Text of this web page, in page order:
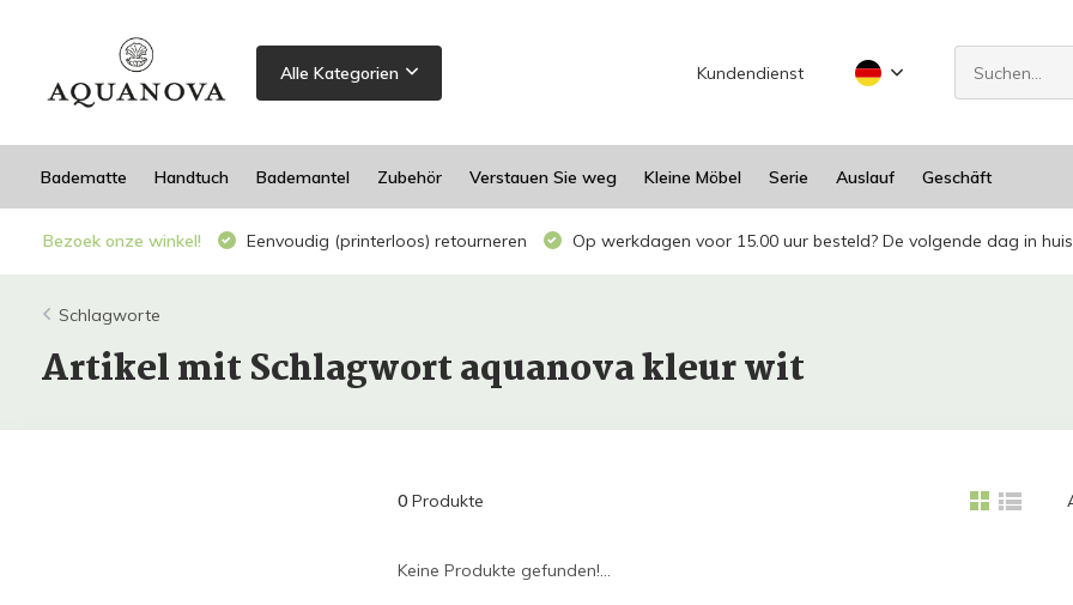
Alle Kategorien Kundendienst
Badematte Handtuch Bademantel Zubehör Verstauen Sie weg Kleine Möbel Serie Auslauf Geschäft
Bezoek onze winkel! Eenvoudig (printerloos) retourneren Op werkdagen voor 15.00 uur besteld? De volgende dag in
Schlagworte
Artikel mit Schlagwort aquanova kleur wit
0Produkte
Keine Produkte gefunden!...